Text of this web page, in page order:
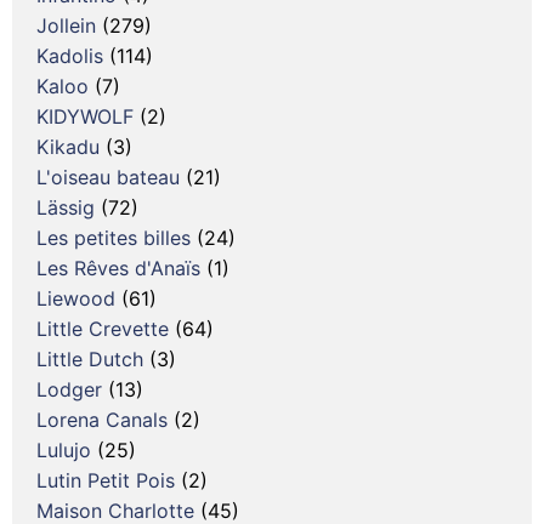
Jollein (279)
Kadolis (114)
Kaloo (7)
KIDYWOLF (2)
Kikadu (3)
L'oiseau bateau (21)
Lässig (72)
Les petites billes (24)
Les Rêves d'Anaïs (1)
Liewood (61)
Little Crevette (64)
Little Dutch (3)
Lodger (13)
Lorena Canals (2)
Lulujo (25)
Lutin Petit Pois (2)
Maison Charlotte (45)